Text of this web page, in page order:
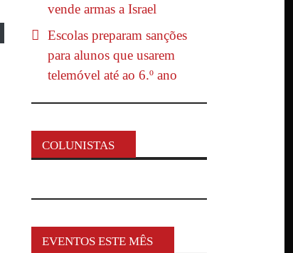
vende armas a Israel
Escolas preparam sanções
para alunos que usarem
telemóvel até ao 6.º ano
COLUNISTAS
EVENTOS ESTE MÊS